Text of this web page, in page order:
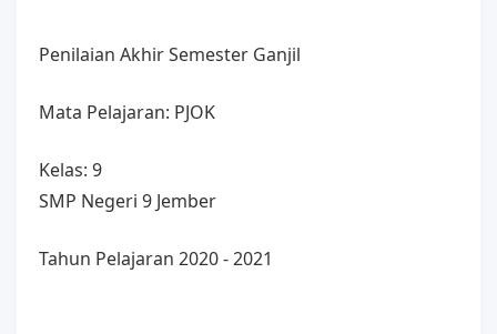
Penilaian Akhir Semester Ganjil
Mata Pelajaran: PJOK
Kelas: 9
SMP Negeri 9 Jember
Tahun Pelajaran 2020 - 2021